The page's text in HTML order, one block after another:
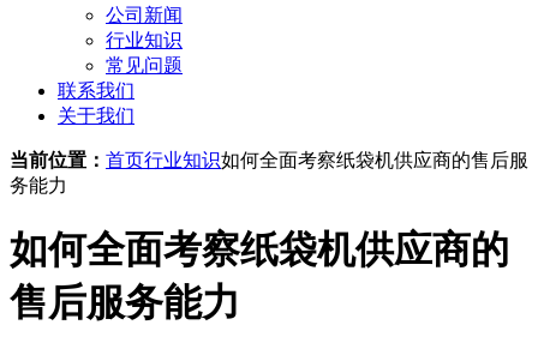
公司新闻
行业知识
常见问题
联系我们
关于我们
当前位置： 首页行业知识如何全面考察纸袋机供应商的售后服
务能力
如何全面考察纸袋机供应商的
售后服务能力